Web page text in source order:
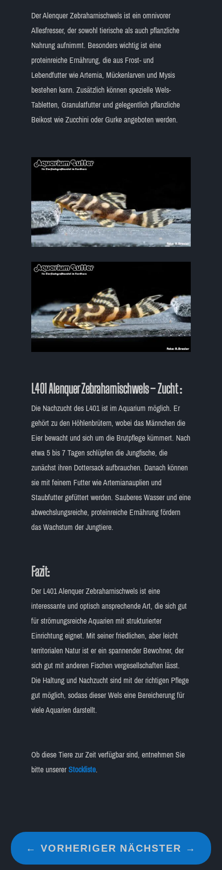
Der Alenquer Zebraharnischwels ist ein omnivorer
Allesfresser, der sowohl tierische als auch pflanzliche
Nahrung aufnimmt. Besonders wichtig ist eine
proteinreiche Ernährung, die aus Frost- und
Lebendfutter wie Artemia, Mückenlarven und Mysis
bestehen kann. Zusätzlich können spezielle Wels-
Tabletten, Granulatfutter und gelegentlich pflanzliche
Beikost wie Zucchini oder Gurke angeboten werden.
L401 Alenquer Zebraharnischwels – Zucht:
Die Nachzucht des L401 ist im Aquarium möglich. Er
gehört zu den Höhlenbrütern, wobei das Männchen die
Eier bewacht und sich um die Brutpflege kümmert. Nach
etwa 5 bis 7 Tagen schlüpfen die Jungfische, die
zunächst ihren Dottersack aufbrauchen. Danach können
sie mit feinem Futter wie Artemianauplien und
Staubfutter gefüttert werden. Sauberes Wasser und eine
abwechslungsreiche, proteinreiche Ernährung fördern
das Wachstum der Jungtiere.
Fazit:
Der L401 Alenquer Zebraharnischwels ist eine
interessante und optisch ansprechende Art, die sich gut
für strömungsreiche Aquarien mit strukturierter
Einrichtung eignet. Mit seiner friedlichen, aber leicht
territorialen Natur ist er ein spannender Bewohner, der
sich gut mit anderen Fischen vergesellschaften lässt.
Die Haltung und Nachzucht sind mit der richtigen Pflege
gut möglich, sodass dieser Wels eine Bereicherung für
viele Aquarien darstellt.
Ob diese Tiere zur Zeit verfügbar sind, entnehmen Sie
bitte unsererStockliste.
←VORHERIGER NÄCHSTER →